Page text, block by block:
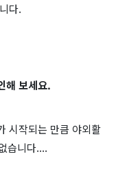
다.
해 보세요.
시작되는 만큼 야외활
습니다....